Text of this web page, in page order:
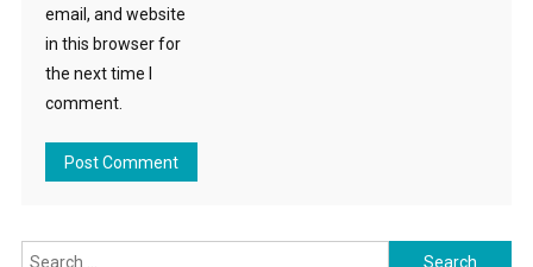
email, and website
in this browser for
the next time I
comment.
Search for: